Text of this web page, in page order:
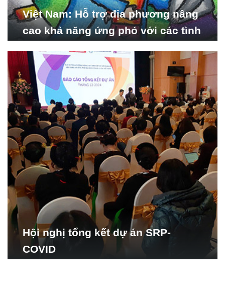
Việt Nam: Hỗ trợ địa phương nâng
cao khả năng ứng phó với các tình
Hội nghị tổng kết dự án SRP-
COVID